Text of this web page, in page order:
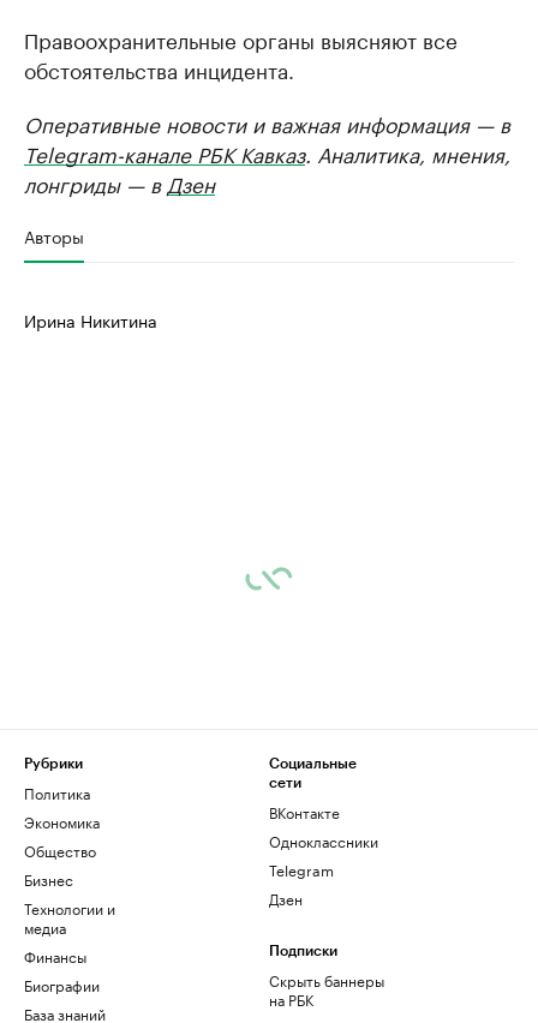
Правоохранительные органы выясняют все
обстоятельства инцидента.
Оперативные новости и важная информация — в
Telegram-канале РБК Кавказ. Аналитика, мнения,
лонгриды — в Дзен
Авторы
Ирина Никитина
Рубрики
Политика
Экономика
Общество
Бизнес
Технологии и
медиа
Финансы
Биографии
База знаний
Социальные
сети
ВКонтакте
Одноклассники
Telegram
Дзен
Подписки
Скрыть баннеры
на РБК